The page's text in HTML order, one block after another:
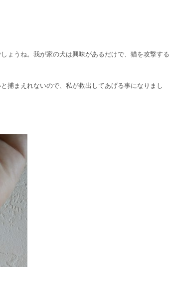
ょうね。我が家の犬は興味があるだけで、猫を攻撃する
捕まえれないので、私が救出してあげる事になりまし